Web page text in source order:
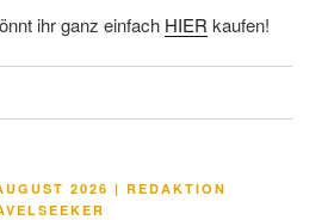
ihr ganz einfach HIER kaufen!
2026 | REDAKTION